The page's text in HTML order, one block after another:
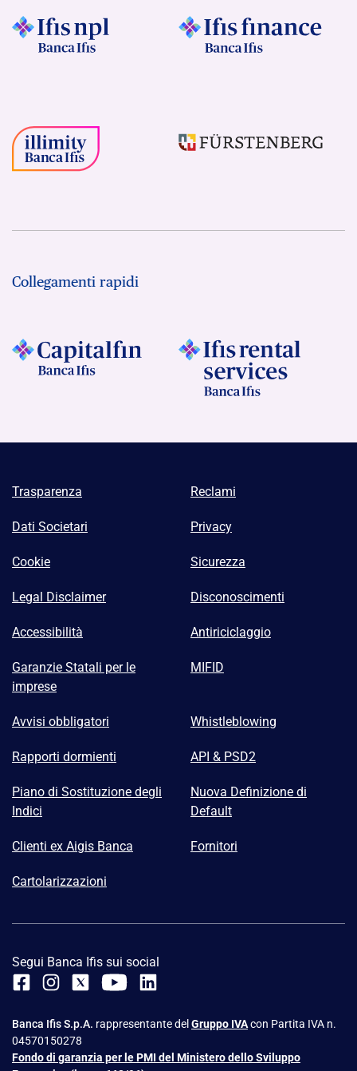
Collegamenti rapidi
Trasparenza Reclami
Dati Societari Privacy
Cookie Sicurezza
Legal Disclaimer Disconoscimenti
Accessibilità Antiriciclaggio
Garanzie Statali per le
imprese
MIFID
Avvisi obbligatori Whistleblowing
Rapporti dormienti API & PSD2
Piano di Sostituzione degli
Indici
Nuova Definizione di
Default
Clienti ex Aigis Banca Fornitori
Cartolarizzazioni
Segui Banca Ifis sui social
Banca Ifis S.p.A. rappresentante del Gruppo IVAcon Partita IVA n.
04570150278
Fondo di garanzia per le PMI del Ministero dello Sviluppo